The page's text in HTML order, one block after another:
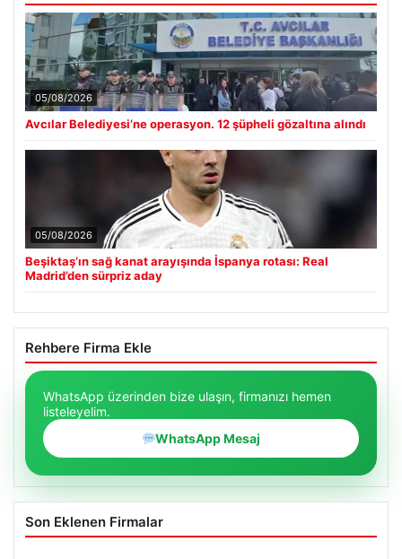
05/08/2026
Avcılar Belediyesi’ne operasyon. 12 şüpheli gözaltına alındı
05/08/2026
Beşiktaş’ın sağ kanat arayışında İspanya rotası: Real
Madrid’den sürpriz aday
Rehbere Firma Ekle
WhatsApp üzerinden bize ulaşın, firmanızı hemen
listeleyelim.
WhatsApp Mesaj
Son Eklenen Firmalar